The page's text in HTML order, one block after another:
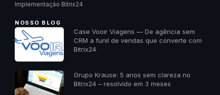
Implementação Bitrix24
NOSSO BLOG
Case Vooir Viagens — De agência sem
CRM a funil de vendas que converte com
Bitrix24
Grupo Krause: 5 anos sem clareza no
Bitrix24 – resolvido em 3 meses